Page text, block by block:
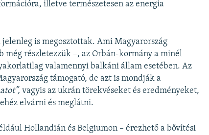
illetve természetesen az energia
is megosztottak. Ami Magyarország
részletezzük –, az Orbán-kormány a minél
valamennyi balkáni állam esetében. Az
támogató, de azt is mondják a
vagyis az ukrán törekvéseket és eredményeket,
elvárni és meglátni.
Hollandián és Belgiumon – érezhető a bővítési